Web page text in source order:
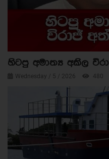
හිටපු අමාත්‍ය අකිල
Wednesday / 5 / 2026 480